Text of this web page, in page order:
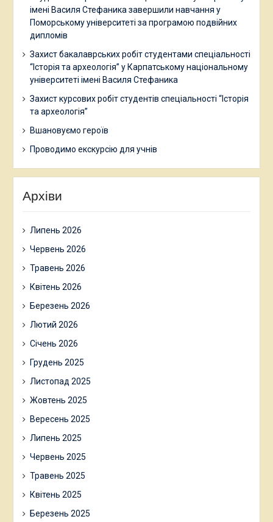
імені Василя Стефаника завершили навчання у
Поморському університеті за програмою подвійних
дипломів
Захист бакалаврських робіт студентами спеціальності
“Історія та археологія” у Карпатському національному
університеті імені Василя Стефаника
Захист курсових робіт студентів спеціальності “Історія
та археологія”
Вшановуємо героїв
Проводимо екскурсію для учнів
Архіви
Липень 2026
Червень 2026
Травень 2026
Квітень 2026
Березень 2026
Лютий 2026
Січень 2026
Грудень 2025
Листопад 2025
Жовтень 2025
Вересень 2025
Липень 2025
Червень 2025
Травень 2025
Квітень 2025
Березень 2025